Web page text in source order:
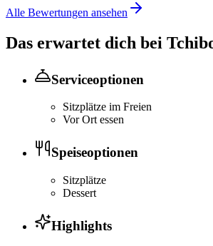
Alle Bewertungen ansehen
Das erwartet dich bei
Serviceoptionen
Sitzplätze im Freien
Vor Ort essen
Speiseoptionen
Sitzplätze
Dessert
Highlights